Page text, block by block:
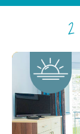
2